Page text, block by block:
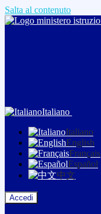
Salta al contenuto
Italiano
Italiano
English
Français
Español
中文
Accedi